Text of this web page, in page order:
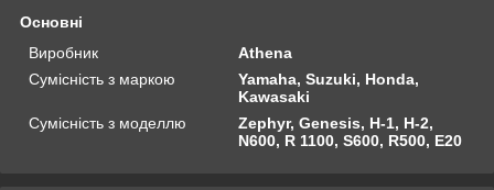
Основні
Виробник
Athena
Сумісність з маркою
Yamaha, Suzuki, Honda,
Kawasaki
Сумісність з моделлю
Zephyr, Genesis, H-1, H-2,
N600, R 1100, S600, R500, E20